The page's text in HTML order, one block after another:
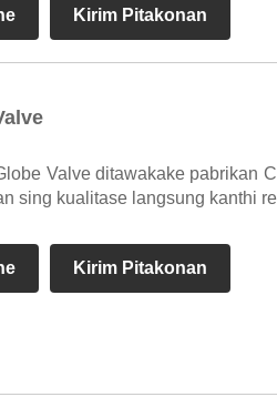
Kirim Pitakonan
Valve ditawakake pabrikan
sing kualitase langsung kanthi
Kirim Pitakonan